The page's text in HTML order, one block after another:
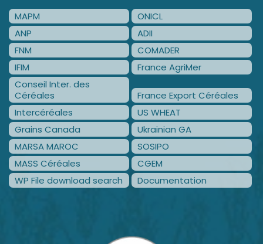
MAPM
ONICL
ANP
ADII
FNM
COMADER
IFIM
France AgriMer
Conseil Inter. des
Céréales
France Export Céréales
Intercéréales
US WHEAT
Grains Canada
Ukrainian GA
MARSA MAROC
SOSIPO
MASS Céréales
CGEM
WP File download search
Documentation